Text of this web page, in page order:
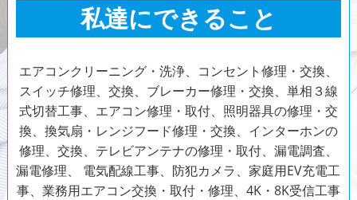
私達にできること
エアコンクリーニング・洗浄、コンセント修理・交換、
スイッチ修理、交換、ブレーカー修理・交換、単相３線
式切替工事、エアコン修理・取付、照明器具の修理・交
換、換気扇・レンジフード修理・交換、インターホンの
修理、交換、テレビアンテナの修理・取付、漏電調査、
漏電修理、 電気配線工事、防犯カメラ、家庭用EV充電工
事、業務用エアコン交換・取付・修理、4K・8K受信工事